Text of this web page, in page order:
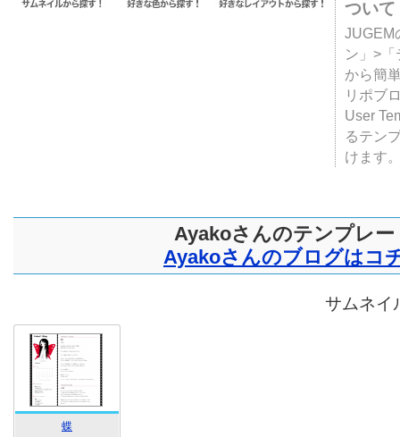
ついて
JUGEM
ン」>
から簡
リポブ
User
るテン
けます
Ayakoさんのテンプレー
Ayakoさんのブログはコ
サムネイ
蝶